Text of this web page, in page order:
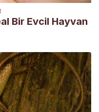
Bir Evcil Hayvan